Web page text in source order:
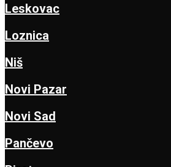
Leskovac
Loznica
Niš
Novi Pazar
Novi Sad
Pančevo